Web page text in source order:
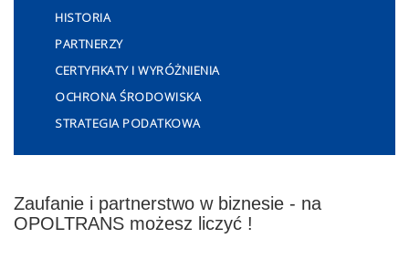
HISTORIA
PARTNERZY
CERTYFIKATY I WYRÓŻNIENIA
OCHRONA ŚRODOWISKA
STRATEGIA PODATKOWA
Zaufanie i partnerstwo w biznesie - na
OPOLTRANS możesz liczyć !